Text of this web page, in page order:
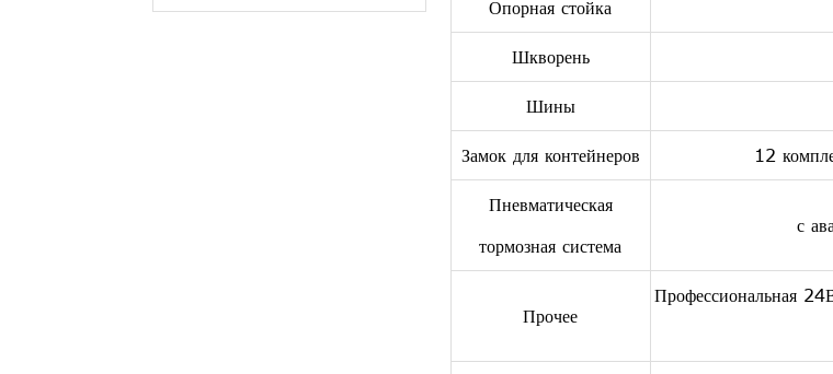
Опорная стойка
Шкворень
Шины
Замок для контейнеров 12
Пневматическая
тормозная система
с
Прочее
Профессиональная